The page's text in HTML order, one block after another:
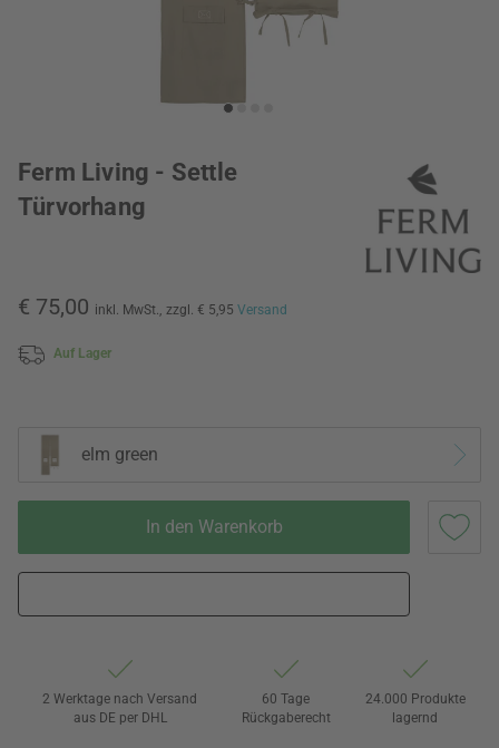
Ferm Living - Settle
Türvorhang
€ 75,00 inkl. MwSt., zzgl. € 5,95 Versand
Auf Lager
elm green
In den Warenkorb
2 Werktage nach Versand
aus DE per DHL
60 Tage
Rückgaberecht
24.000 Produkte
lagernd